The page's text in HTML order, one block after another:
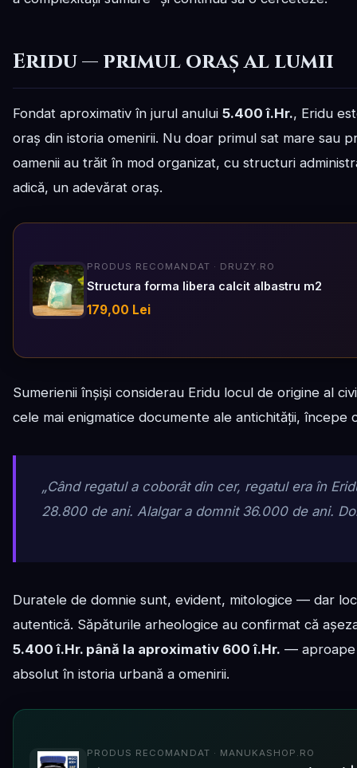
Eridu — primul oraș al lumii
Fondat aproximativ în jurul anului 5.400 î.Hr., Eridu
oraș din istoria omenirii. Nu doar primul sat mare sau
oamenii au trăit în mod organizat, cu structuri
adică, un adevărat oraș.
PRODUS RECOMANDAT · DRUZY.RO
Structura forma libera calcit albastru m2
179,00 Lei
Sumerienii înșiși considerau Eridu locul de origine al
cele mai enigmatice documente ale antichității, începe
„Când regatul a coborât din cer, regatul era în
28.800 de ani. Alalgar a domnit 36.000 de ani.
Duratele de domnie sunt, evident, mitologice — dar
autentică. Săpăturile arheologice au confirmat că
5.400 î.Hr. până la aproximativ 600 î.Hr. — aproape
absolut în istoria urbană a omenirii.
PRODUS RECOMANDAT · MANUKASHOP.RO